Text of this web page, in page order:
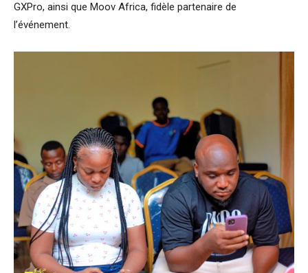
GXPro, ainsi que Moov Africa, fidèle partenaire de
l’événement.